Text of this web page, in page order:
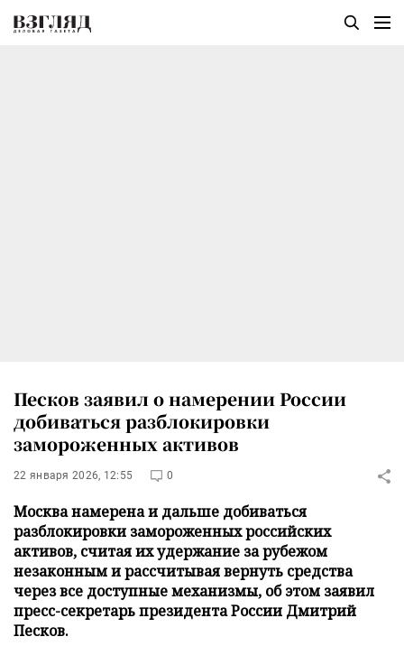
Песков заявил о намерении России
добиваться разблокировки
замороженных активов
22 января 2026, 12:55 0
Москва намерена и дальше добиваться
разблокировки замороженных российских
активов, считая их удержание за рубежом
незаконным и рассчитывая вернуть средства
через все доступные механизмы, об этом заявил
пресс-секретарь президента России Дмитрий
Песков.